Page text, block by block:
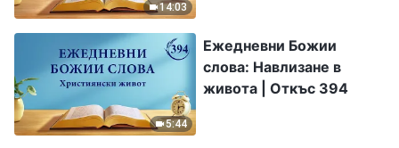
14:03
5:44
Ежедневни Божии
слова: Навлизане в
живота | Откъс 394